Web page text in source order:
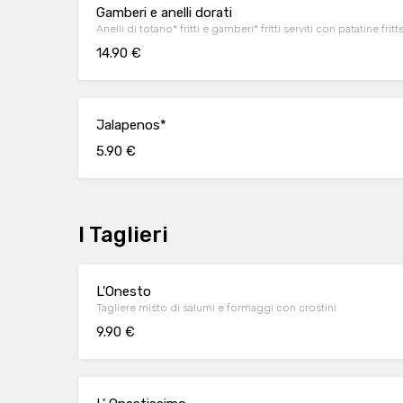
Gamberi e anelli dorati
Anelli di totano* fritti e gamberi* fritti serviti con patatine
14.90 €
Jalapenos*
5.90 €
I Taglieri
L'Onesto
Tagliere misto di salumi e formaggi con crostini
9.90 €